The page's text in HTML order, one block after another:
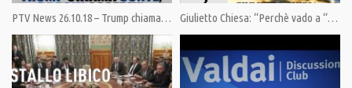
1. Se non l’hai già fatto, installa Telegram (funziona sia su pc che su
2. Entra nel Canale Telegram: – Canale: https://t.me/pandoratv_it
3. clicca su “unisciti”
PTV News 26.10.18 – Trump chiama Conte, Draghi osserva Giulietto Chiesa: “Perchè vado a “La zanzara”? Per prendere per i fondelli Parenzo.”